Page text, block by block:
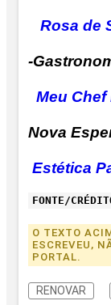
Rosa de
-
Meu
Nova
Estética
FONTE/
O TEXTO
ESCREVEU,
PORTAL.
RENOVAR